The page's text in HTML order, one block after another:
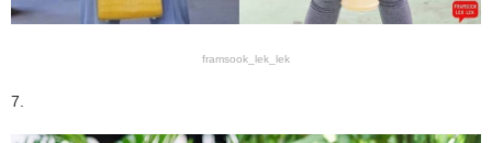
framsook_lek_lek
7.